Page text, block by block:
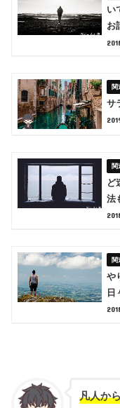
い
お
サ
ど
法
や
日
凡人か